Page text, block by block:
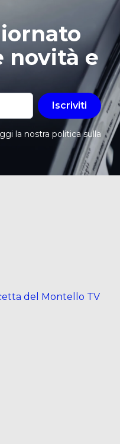
novità e
Iscriviti
la nostra politica sulla
del Montello TV